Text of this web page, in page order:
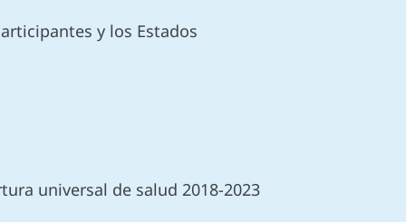
y los Estados
universal de salud 2018-2023